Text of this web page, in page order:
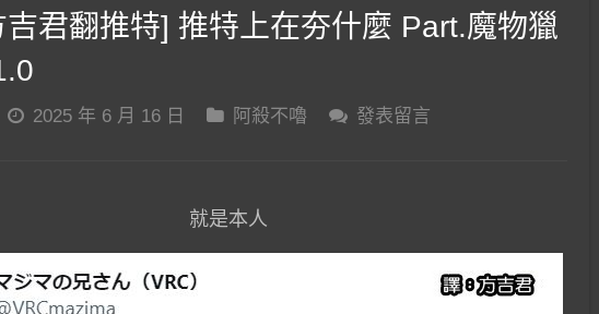
吉君翻推特] 推特上在夯什麼 Part.魔物獵
2025 年 6 月 16 日 阿殺不嚕
發表留言
就是本人